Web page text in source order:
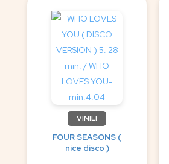
VINILI
FOUR SEASONS (
nice disco )